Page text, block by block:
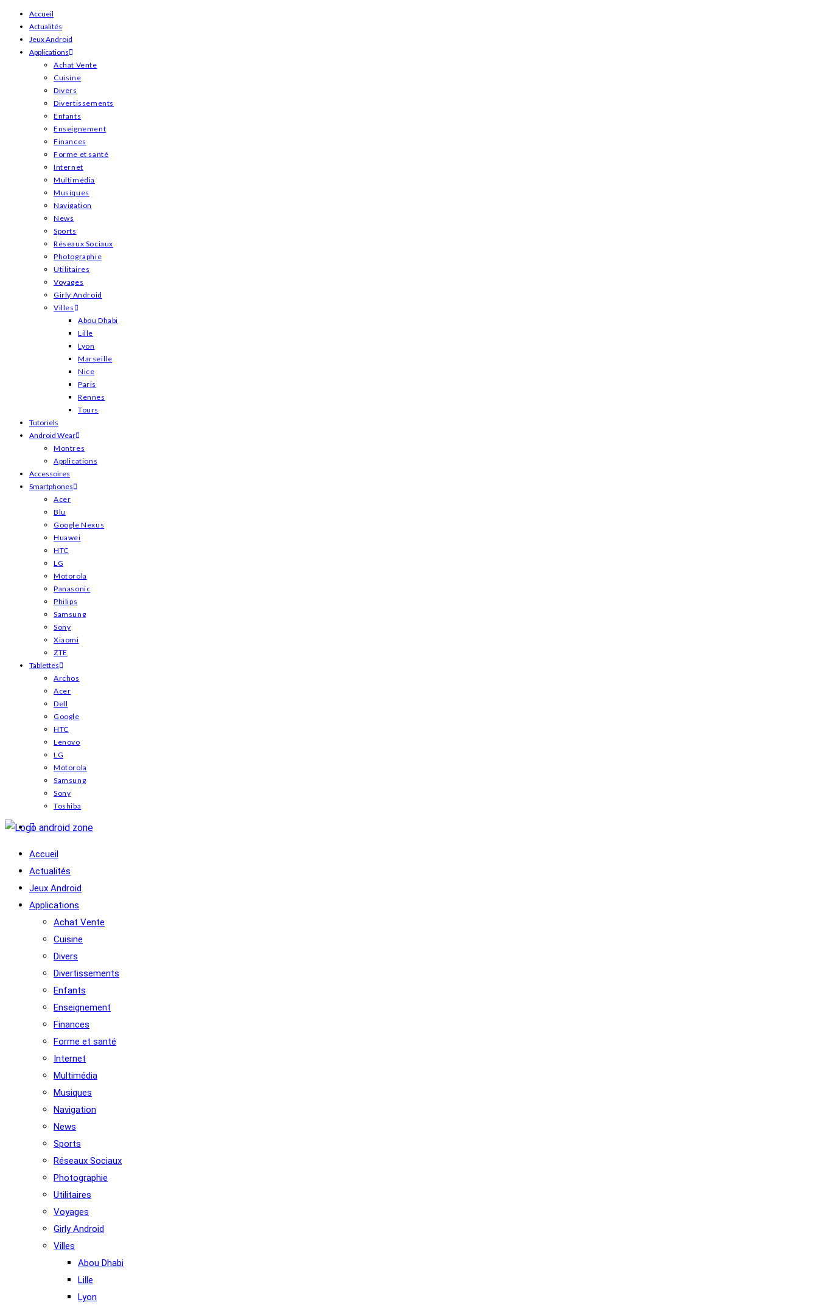
Skip
content
Accueil
Actualités
Jeux Android
Applications
Achat Vente
Cuisine
Divers
Divertissements
Enfants
Enseignement
Finances
Forme et santé
Internet
Multimédia
Musiques
Navigation
News
Sports
Réseaux Sociaux
Photographie
Utilitaires
Voyages
Girly Android
Villes
Abou Dhabi
Lille
Lyon
Marseille
Nice
Paris
Rennes
Tours
Tutoriels
Android Wear
Montres
Applications
Accessoires
Smartphones
Acer
Blu
Google Nexus
Huawei
HTC
LG
Motorola
Panasonic
Philips
Samsung
Sony
Xiaomi
ZTE
Tablettes
Archos
Acer
Dell
Google
HTC
Lenovo
LG
Motorola
Samsung
Sony
Toshiba
Accueil
Actualités
Jeux Android
Applications
Achat Vente
Cuisine
Divers
Divertissements
Enfants
Enseignement
Finances
Forme et santé
Internet
Multimédia
Musiques
Navigation
News
Sports
Réseaux Sociaux
Photographie
Utilitaires
Voyages
Girly Android
Villes
Abou Dhabi
Lille
Lyon